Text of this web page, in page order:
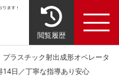
閲覧履歴
プラスチック射出成形オペレータ
日／丁寧な指導あり安心